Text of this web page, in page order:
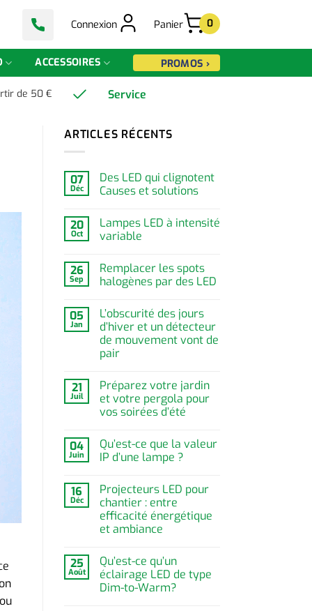
Connexion Panier 0
ACCESSOIRES PROMOS ›
de 50 € Service
ARTICLES RÉCENTS
07
Déc
Des LED qui clignotent
Causes et solutions
20
Oct
Lampes LED à intensité
variable
26
Sep
Remplacer les spots
halogènes par des LED
05
Jan
L’obscurité des jours
d’hiver et un détecteur
de mouvement vont de
pair
21
Juil
Préparez votre jardin
et votre pergola pour
vos soirées d’été
04
Juin
Qu’est-ce que la valeur
IP d’une lampe ?
16
Déc
Projecteurs LED pour
chantier : entre
efficacité énergétique
et ambiance
25
Août
Qu’est-ce qu’un
éclairage LED de type
Dim-to-Warm?